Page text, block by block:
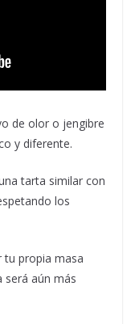
de olor o jengibre
y diferente.
tarta similar con
los
tu propia masa
será aún más